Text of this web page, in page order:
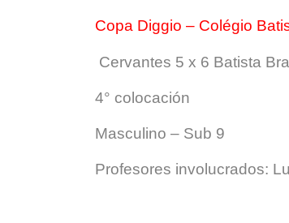
Copa Diggio – Colégio
Cervantes 5 x 6 Batista
4° colocación
Masculino – Sub 9
Profesores involucrados: